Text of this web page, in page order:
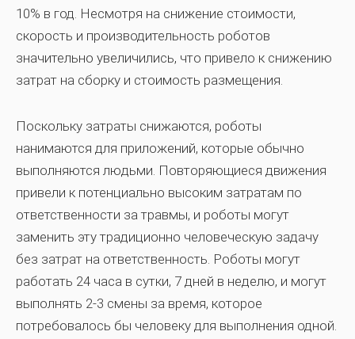
10% в год. Несмотря на снижение стоимости,
скорость и производительность роботов
значительно увеличились, что привело к снижению
затрат на сборку и стоимость размещения.
Поскольку затраты снижаются, роботы
нанимаются для приложений, которые обычно
выполняются людьми. Повторяющиеся движения
привели к потенциально высоким затратам по
ответственности за травмы, и роботы могут
заменить эту традиционно человеческую задачу
без затрат на ответственность. Роботы могут
работать 24 часа в сутки, 7 дней в неделю, и могут
выполнять 2-3 смены за время, которое
потребовалось бы человеку для выполнения одной.